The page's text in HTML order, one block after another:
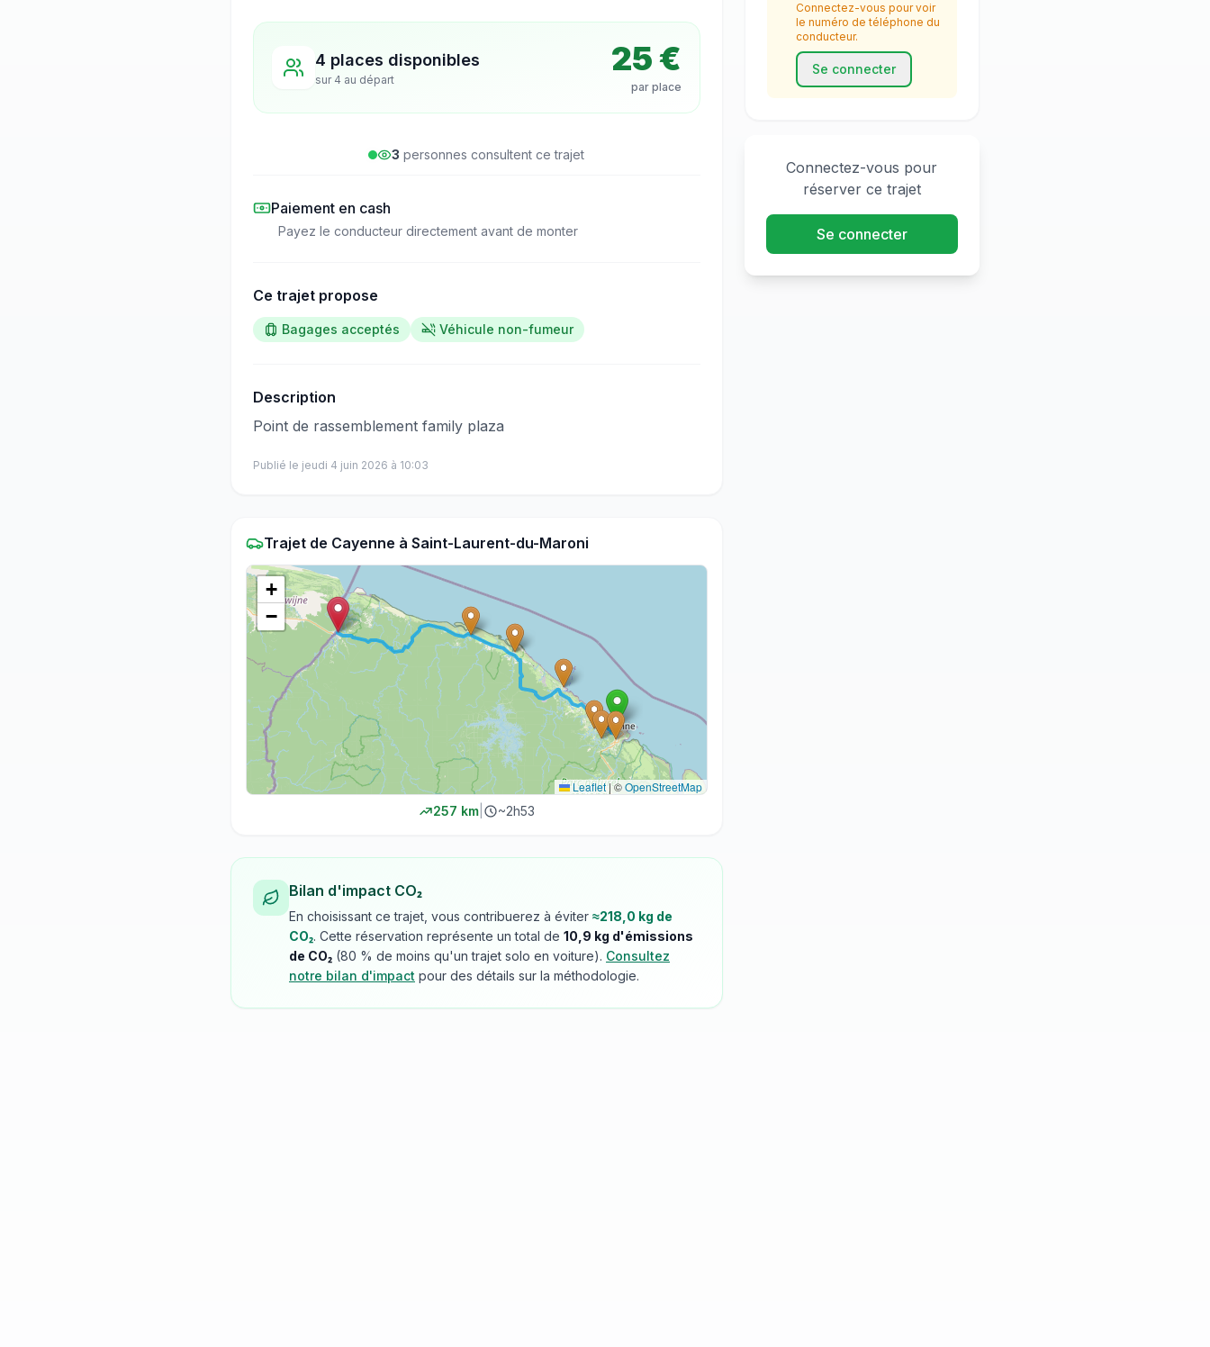
4 places disponibles
sur 4 au départ
25 €
par place
3 personnes consultent ce trajet
Paiement en cash
Payez le conducteur directement avant de monter
Ce trajet propose
Bagages acceptés Véhicule non-fumeur
Description
​‌​‍​‌‌​​​‌‌​‌‌​‌‌​‌​‌‌‌​​​​​‌‌‌‌​‌​​‌‌​‌​​‌​‌‌​​​​‌​‌‌​​​​‌​​‌‌​​‌‌​‌‌‌​‌​​​​‌‌​​​​​​‌‌​​​​​​‌‌​​​​​​‌‌‌​​‌​‌‌​‌​‌​​‌‌‌‌​​‌​​‌‌​​​​​​‌‌​‌​​​‌‌​​‌‌​​‌‌​‌‌‌‌​‌‌​​‌​‌​‌‌‌‌​​‌​‌‌​‌​​‌​‌‌​‌‌‌​​‌‌‌‌​​​​‌‌​​​‌​‍Point de rassemblement family plaza
Publié le jeudi 4 juin 2026 à 10:03
Trajet de Cayenne à Saint-Laurent-du-Maroni
+
−
Leaflet|©OpenStreetMap
257 km| ~2h53
Bilan d'impact CO₂
En choisissant ce trajet, vous contribuerez à éviter ≈218,0 kg de
CO₂. Cette réservation représente un total de 10,9 kg d'émissions
de CO₂ (80 % de moins qu'un trajet solo en voiture). Consultez
notre bilan d'impact pour des détails sur la méthodologie.
Connectez-vous pour voir
le numéro de téléphone du
conducteur.
Se connecter
Connectez-vous pour
réserver ce trajet
Se connecter